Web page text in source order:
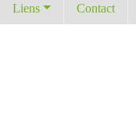
Liens Contact